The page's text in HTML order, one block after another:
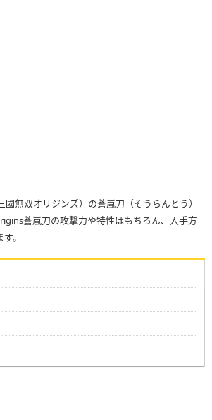
無双オリジンズ）の蒼嵐刀（そうらんとう）
蒼嵐刀の攻撃力や特性はもちろん、入手方
。